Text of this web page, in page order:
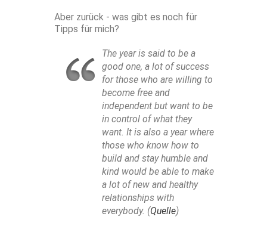
Aber zurück - was gibt es noch für
Tipps für mich?
The year is said to be a
good one, a lot of success
for those who are willing to
become free and
independent but want to be
in control of what they
want. It is also a year where
those who know how to
build and stay humble and
kind would be able to make
a lot of new and healthy
relationships with
everybody. (Quelle)